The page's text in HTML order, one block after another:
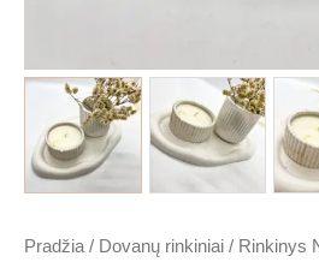
Pradžia / Dovanų rinkiniai / Rinkinys